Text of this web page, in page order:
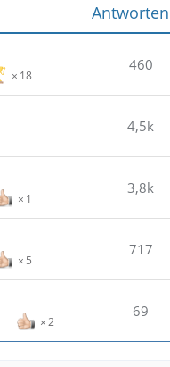
Antworten
18
460
4,5k
1
3,8k
5
717
2
69